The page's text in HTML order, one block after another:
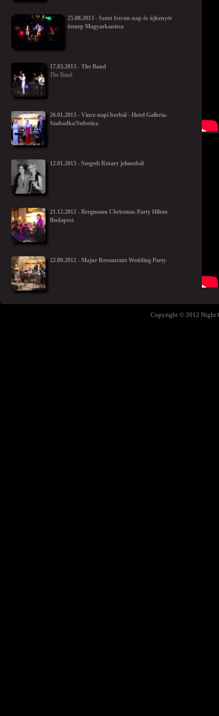
25.08.2013 - Szent István-nap és újkenyér
ünnep Magyarkanizsa
17.03.2013 - The Band
The Band
26.01.2013 - Vince-napi borbál - Hotel Galleria-
Szabadka/Subotica
12.01.2013 - Szegedi Rotary jelmezbál
21.12.2012 - Bergmann Christmas Party Hilton
Budapest
22.09.2012 - Majur Restaurant Wedding Party
Copyright © 2012 Night